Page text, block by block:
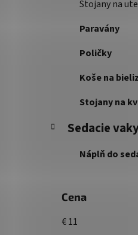
Stojany na
Paravány
Poličky
Koše na
Stojany na
Sedacie
Náplň do
Cena
€11